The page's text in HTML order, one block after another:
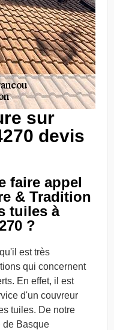
sur
devis
faire appel
& Tradition
tuiles à
?
est très
qui concernent
En effet, il est
d'un couvreur
tuiles. De notre
de Basque